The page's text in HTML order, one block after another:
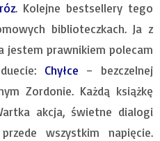
. Kolejne bestsellery tego
biblioteczkach. Ja z
jestem prawnikiem polecam
Chyłce
– bezczelnej
Zordonie. Każdą książkę
akcja, świetne dialogi
wszystkim napięcie.